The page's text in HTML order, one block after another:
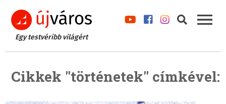
Egy testvéribb világért
Cikkek "történetek" címkével: